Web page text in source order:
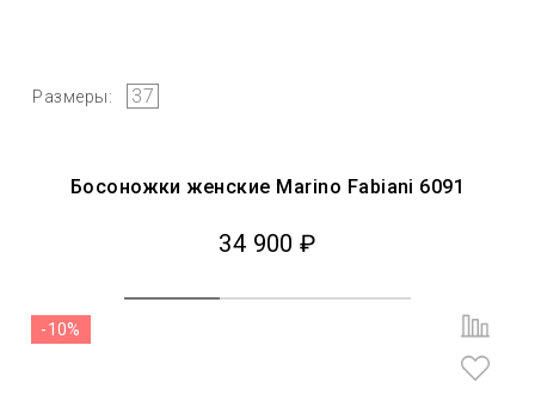
Размеры: 37
Босоножки женские Marino Fabiani 6091
34 900 ₽
-10%